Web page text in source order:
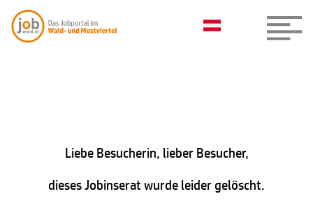
Liebe Besucherin, lieber Besucher,
dieses Jobinserat wurde leider gelöscht.